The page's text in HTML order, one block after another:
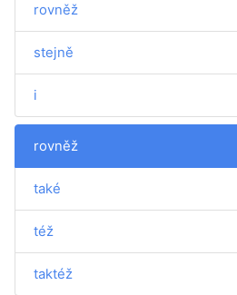
rovněž
stejně
i
rovněž
také
též
taktéž